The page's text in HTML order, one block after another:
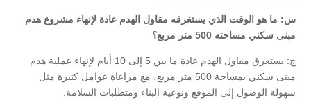
س: ما هو الوقت الذي يستغرقه مقاول الهدم عادة لإنهاء مشروع هدم
مبنى سكني مساحته 500 متر مربع؟
ج: يستغرق مقاول الهدم عادة ما بين 5 إلى 10 أيام لإنهاء عملية هدم
مبنى سكني بمساحة 500 متر مربع، مع مراعاة عوامل كثيرة مثل
سهولة الوصول إلى الموقع ونوعية البناء ومتطلبات السلامة.